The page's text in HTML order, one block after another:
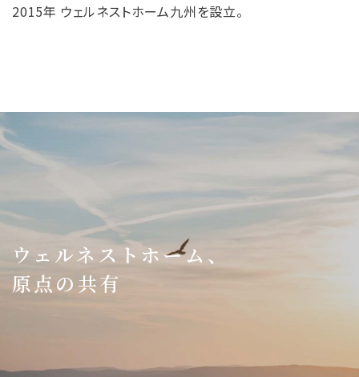
2015年 ウェルネストホーム九州を設立。
ウェルネストホーム、
原点の共有